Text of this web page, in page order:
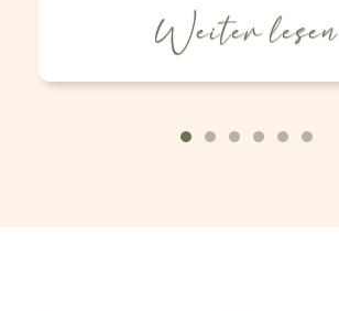
Weiter lesen